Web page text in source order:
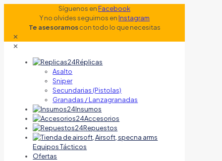
Síguenos enFacebook
Y no olvides seguirnos enInstagram
Te asesoramoscon todo lo que necesitas
✕
✕
Réplicas
Asalto
Sniper
Secundarias (Pistolas)
Granadas / Lanzagranadas
Insumos
Accesorios
Repuestos
Equipos Tácticos
Ofertas